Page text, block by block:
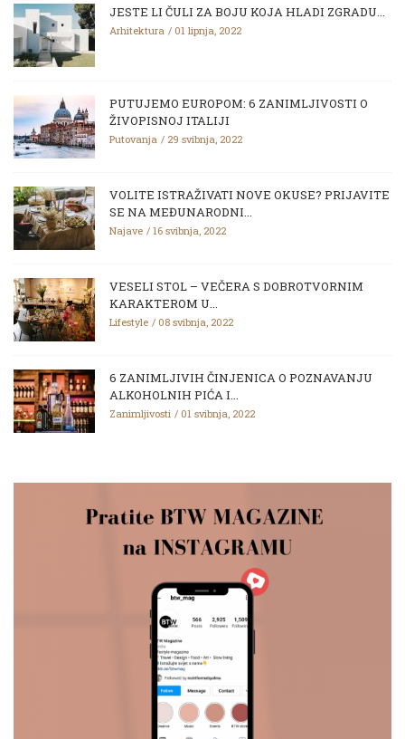
JESTE LI ČULI ZA BOJU KOJA HLADI ZGRADU...
Arhitektura 01 lipnja, 2022
PUTUJEMO EUROPOM: 6 ZANIMLJIVOSTI O
ŽIVOPISNOJ ITALIJI
Putovanja 29 svibnja, 2022
VOLITE ISTRAŽIVATI NOVE OKUSE? PRIJAVITE
SE NA MEĐUNARODNI...
Najave 16 svibnja, 2022
VESELI STOL – VEČERA S DOBROTVORNIM
KARAKTEROM U...
Lifestyle 08 svibnja, 2022
6 ZANIMLJIVIH ČINJENICA O POZNAVANJU
ALKOHOLNIH PIĆA I...
Zanimljivosti 01 svibnja, 2022